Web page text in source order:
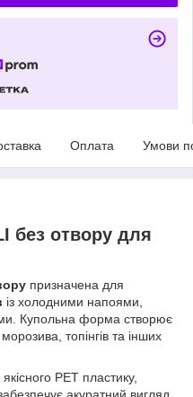
Оплата Умови
без отвору для
призначена для
із холодними напоями,
Купольна форма створює
топінгів та інших
PET пластику,